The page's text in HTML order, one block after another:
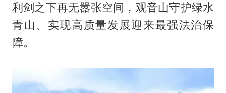
利剑之下再无嚣张空间，观音山守护绿水
青山、实现高质量发展迎来最强法治保
障。